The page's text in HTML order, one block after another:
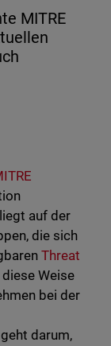
MITRE
auf der
die sich
Threat
Weise
bei der
darum,